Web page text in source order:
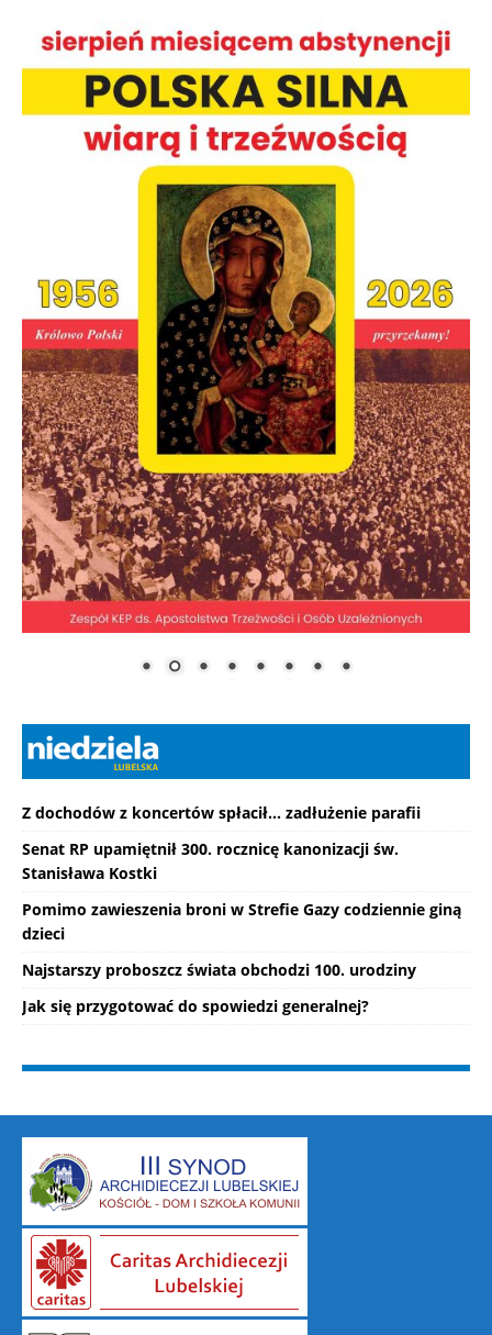
Z dochodów z koncertów spłacił... zadłużenie parafii
Senat RP upamiętnił 300. rocznicę kanonizacji św.
Stanisława Kostki
Pomimo zawieszenia broni w Strefie Gazy codziennie giną
dzieci
Najstarszy proboszcz świata obchodzi 100. urodziny
Jak się przygotować do spowiedzi generalnej?